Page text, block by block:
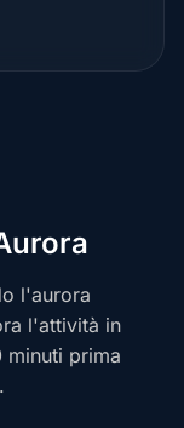
l'aurora
l'attività in
prima